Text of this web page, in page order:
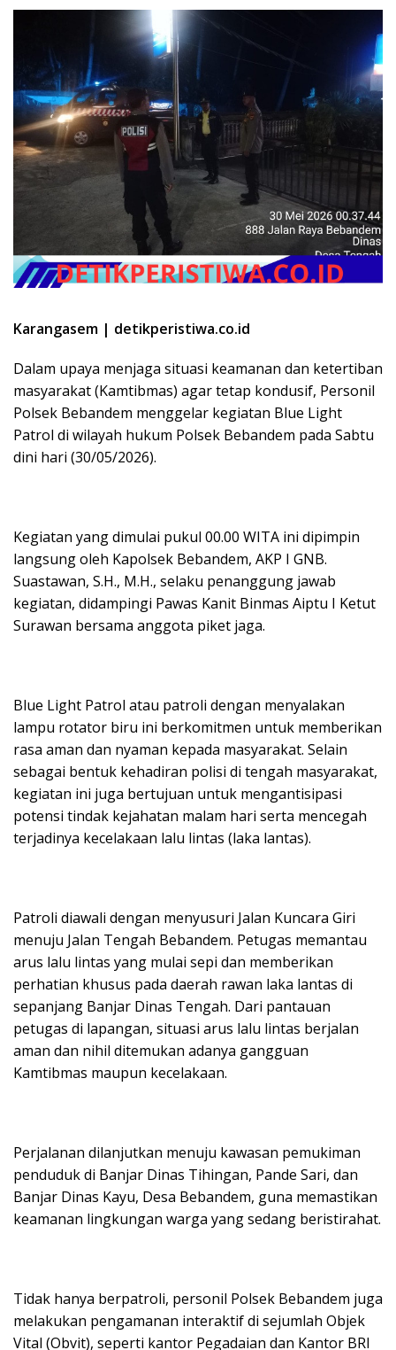
Karangasem | detikperistiwa.co.id
​Dalam upaya menjaga situasi keamanan dan ketertiban
masyarakat (Kamtibmas) agar tetap kondusif, Personil
Polsek Bebandem menggelar kegiatan Blue Light
Patrol di wilayah hukum Polsek Bebandem pada Sabtu
dini hari (30/05/2026).
Kegiatan yang dimulai pukul 00.00 WITA ini dipimpin
langsung oleh Kapolsek Bebandem, AKP I GNB.
Suastawan, S.H., M.H., selaku penanggung jawab
kegiatan, didampingi Pawas Kanit Binmas Aiptu I Ketut
Surawan bersama anggota piket jaga.
​Blue Light Patrol atau patroli dengan menyalakan
lampu rotator biru ini berkomitmen untuk memberikan
rasa aman dan nyaman kepada masyarakat. Selain
sebagai bentuk kehadiran polisi di tengah masyarakat,
kegiatan ini juga bertujuan untuk mengantisipasi
potensi tindak kejahatan malam hari serta mencegah
terjadinya kecelakaan lalu lintas (laka lantas).
​Patroli diawali dengan menyusuri Jalan Kuncara Giri
menuju Jalan Tengah Bebandem. Petugas memantau
arus lalu lintas yang mulai sepi dan memberikan
perhatian khusus pada daerah rawan laka lantas di
sepanjang Banjar Dinas Tengah. Dari pantauan
petugas di lapangan, situasi arus lalu lintas berjalan
aman dan nihil ditemukan adanya gangguan
Kamtibmas maupun kecelakaan.
​Perjalanan dilanjutkan menuju kawasan pemukiman
penduduk di Banjar Dinas Tihingan, Pande Sari, dan
Banjar Dinas Kayu, Desa Bebandem, guna memastikan
keamanan lingkungan warga yang sedang beristirahat.
​Tidak hanya berpatroli, personil Polsek Bebandem juga
melakukan pengamanan interaktif di sejumlah Objek
Vital (Obvit), seperti kantor Pegadaian dan Kantor BRI